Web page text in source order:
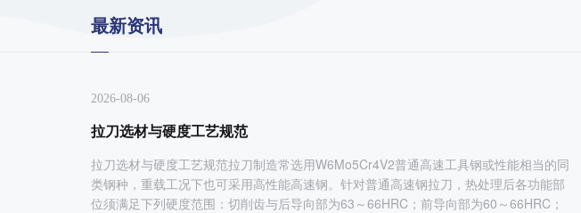
最新资讯
2026-08-06
拉刀选材与硬度工艺规范
拉刀选材与硬度工艺规范拉刀制造常选用W6Mo5Cr4V2普通高速工具钢或性能相当的同
类钢种，重载工况下也可采用高性能高速钢。针对普通高速钢拉刀，热处理后各功能部
位须满足下列硬度范围：切削齿与后导向部为63～66HRC；前导向部为60～66HRC；
标准齿轮